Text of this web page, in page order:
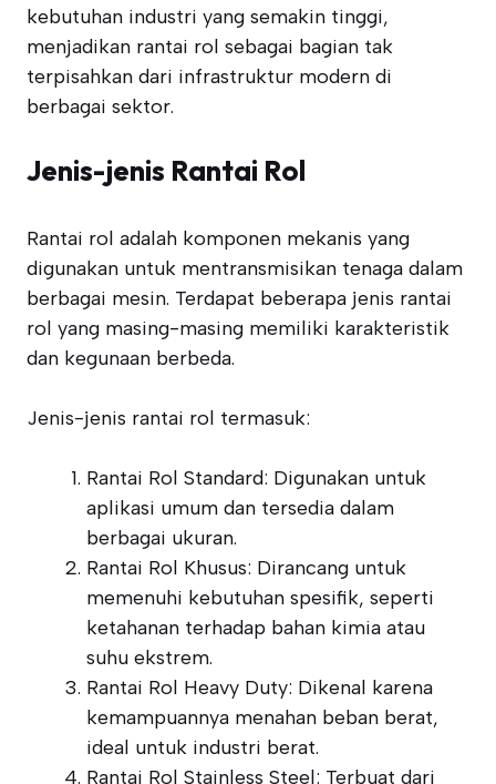
kebutuhan industri yang semakin tinggi,
menjadikan rantai rol sebagai bagian tak
terpisahkan dari infrastruktur modern di
berbagai sektor.
Jenis-jenis Rantai Rol
Rantai rol adalah komponen mekanis yang
digunakan untuk mentransmisikan tenaga dalam
berbagai mesin. Terdapat beberapa jenis rantai
rol yang masing-masing memiliki karakteristik
dan kegunaan berbeda.
Jenis-jenis rantai rol termasuk:
Rantai Rol Standard: Digunakan untuk
aplikasi umum dan tersedia dalam
berbagai ukuran.
Rantai Rol Khusus: Dirancang untuk
memenuhi kebutuhan spesifik, seperti
ketahanan terhadap bahan kimia atau
suhu ekstrem.
Rantai Rol Heavy Duty: Dikenal karena
kemampuannya menahan beban berat,
ideal untuk industri berat.
Rantai Rol Stainless Steel: Terbuat dari